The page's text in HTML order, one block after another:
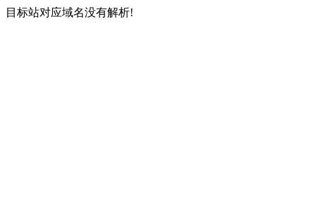
目标站对应域名没有解析!